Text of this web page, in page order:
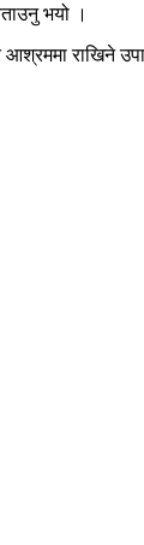
भयो ।
राखिने